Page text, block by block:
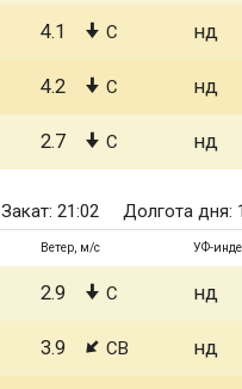
4.1 С нд
4.2 С нд
2.7 С нд
Закат: 21:02 Долгота дня:
Ветер, м/с УФ-
2.9 С нд
3.9 СВ нд